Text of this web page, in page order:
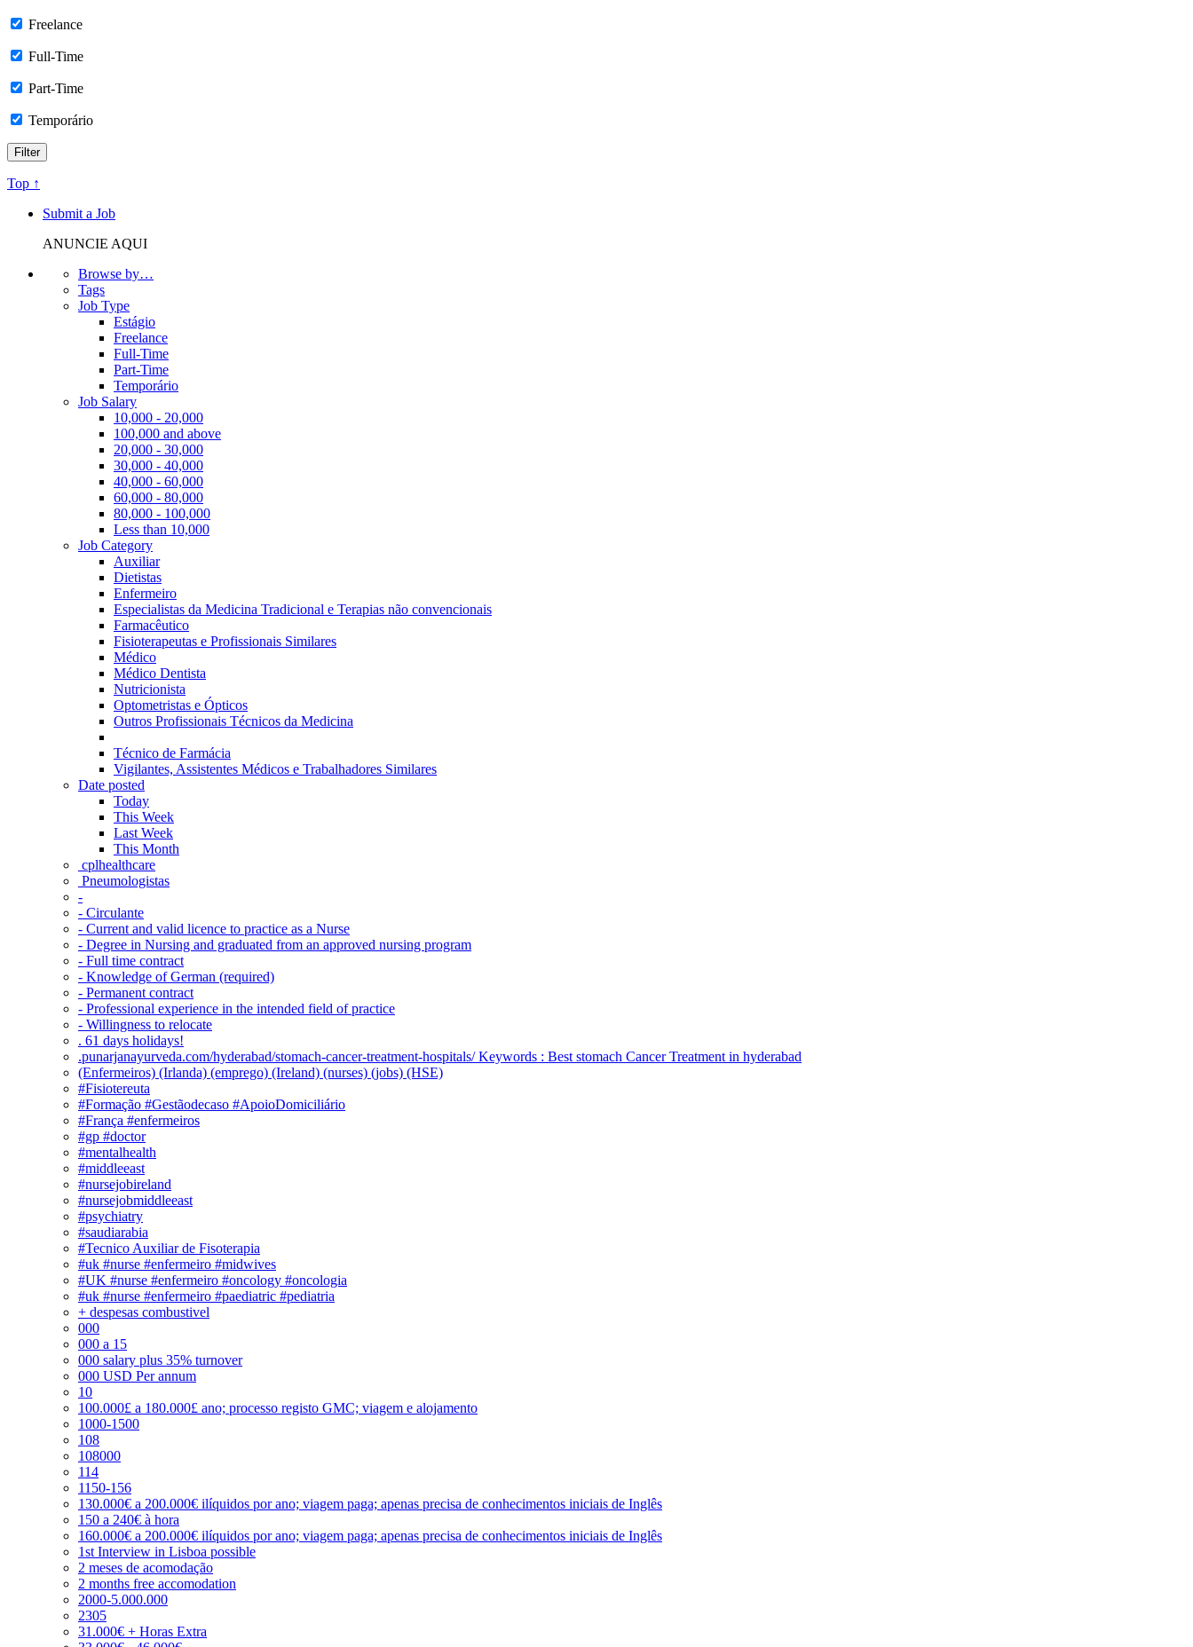
Freelance
Full-Time
Part-Time
Temporário
Top ↑
Submit a Job
ANUNCIE AQUI
Browse by…
Tags
Job Type
Estágio
Freelance
Full-Time
Part-Time
Temporário
Job Salary
10,000 - 20,000
100,000 and above
20,000 - 30,000
30,000 - 40,000
40,000 - 60,000
60,000 - 80,000
80,000 - 100,000
Less than 10,000
Job Category
Auxiliar
Dietistas
Enfermeiro
Especialistas da Medicina Tradicional e Terapias não convencionais
Farmacêutico
Fisioterapeutas e Profissionais Similares
Médico
Médico Dentista
Nutricionista
Optometristas e Ópticos
Outros Profissionais Técnicos da Medicina
Técnico de Farmácia
Vigilantes, Assistentes Médicos e Trabalhadores Similares
Date posted
Today
This Week
Last Week
This Month
‎ cplhealthcare‬
Pneumologistas
-
- Circulante
- Current and valid licence to practice as a Nurse
- Degree in Nursing and graduated from an approved nursing program
- Full time contract
- Knowledge of German (required)
- Permanent contract
- Professional experience in the intended field of practice
- Willingness to relocate
. 61 days holidays!
.punarjanayurveda.com/hyderabad/stomach-cancer-treatment-hospitals/ Keywords : Best stomach Cancer Treatment in hyderabad
(Enfermeiros) (Irlanda) (emprego) (Ireland) (nurses) (jobs) (HSE)
#Fisiotereuta
#Formação #Gestãodecaso #ApoioDomiciliário
#França #enfermeiros
#gp #doctor
#mentalhealth
#middleeast
#nursejobireland
#nursejobmiddleeast
#psychiatry
#saudiarabia
#Tecnico Auxiliar de Fisoterapia
#uk #nurse #enfermeiro #midwives
#UK #nurse #enfermeiro #oncology #oncologia
#uk #nurse #enfermeiro #paediatric #pediatria
+ despesas combustivel
000
000 a 15
000 salary plus 35% turnover
000 USD Per annum
10
100.000£ a 180.000£ ano; processo registo GMC; viagem e alojamento
1000-1500
108
108000
114
1150-156
130.000€ a 200.000€ ilíquidos por ano; viagem paga; apenas precisa de conhecimentos iniciais de Inglês
150 a 240€ à hora
160.000€ a 200.000€ ilíquidos por ano; viagem paga; apenas precisa de conhecimentos iniciais de Inglês
1st Interview in Lisboa possible
2 meses de acomodação
2 months free accomodation
2000-5.000.000
2305
31.000€ + Horas Extra